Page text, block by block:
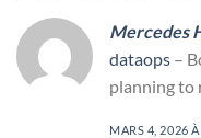
Mercedes
dataops –
planning to
MARS 4, 2026